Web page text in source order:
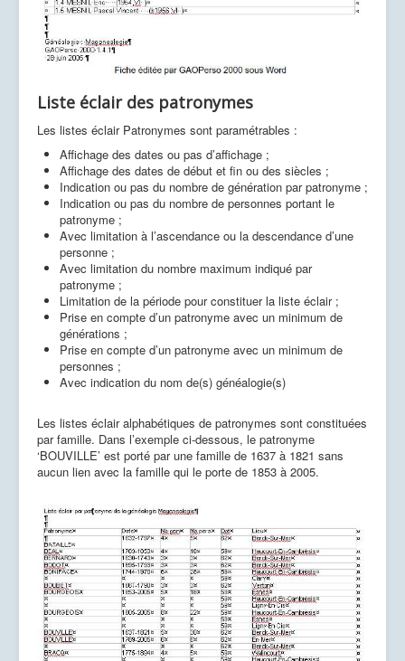
Liste éclair des patronymes
Les listes éclair Patronymes sont paramétrables :
Affichage des dates ou pas d’affichage ;
Affichage des dates de début et fin ou des siècles ;
Indication ou pas du nombre de génération par patronyme ;
Indication ou pas du nombre de personnes portant le
patronyme ;
Avec limitation à l’ascendance ou la descendance d’une
personne ;
Avec limitation du nombre maximum indiqué par
patronyme ;
Limitation de la période pour constituer la liste éclair ;
Prise en compte d’un patronyme avec un minimum de
générations ;
Prise en compte d’un patronyme avec un minimum de
personnes ;
Avec indication du nom de(s) généalogie(s)
Les listes éclair alphabétiques de patronymes sont constituées
par famille. Dans l’exemple ci-dessous, le patronyme
‘BOUVILLE’ est porté par une famille de 1637 à 1821 sans
aucun lien avec la famille qui le porte de 1853 à 2005.